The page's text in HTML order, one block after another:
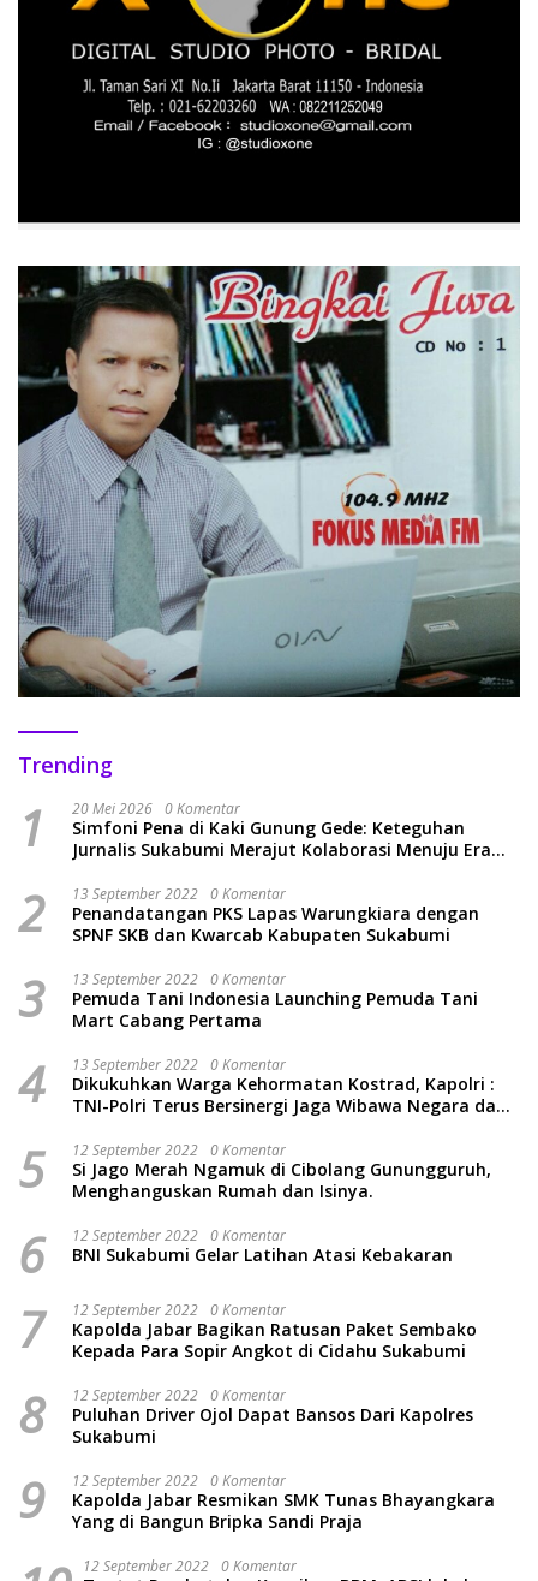
Trending
1 20 Mei 2026 0 Komentar
Simfoni Pena di Kaki Gunung Gede: Keteguhan
Jurnalis Sukabumi Merajut Kolaborasi Menuju Era
2 13 September 2022 0 Komentar
Penandatangan PKS Lapas Warungkiara dengan
SPNF SKB dan Kwarcab Kabupaten Sukabumi
3 13 September 2022 0 Komentar
Pemuda Tani Indonesia Launching Pemuda Tani
Mart Cabang Pertama
4 13 September 2022 0 Komentar
Dikukuhkan Warga Kehormatan Kostrad, Kapolri :
TNI-Polri Terus Bersinergi Jaga Wibawa Negara dan
5 12 September 2022 0 Komentar
Si Jago Merah Ngamuk di Cibolang Gunungguruh,
Menghanguskan Rumah dan Isinya.
6 12 September 2022 0 Komentar
BNI Sukabumi Gelar Latihan Atasi Kebakaran
7 12 September 2022 0 Komentar
Kapolda Jabar Bagikan Ratusan Paket Sembako
Kepada Para Sopir Angkot di Cidahu Sukabumi
8 12 September 2022 0 Komentar
Puluhan Driver Ojol Dapat Bansos Dari Kapolres
Sukabumi
9 12 September 2022 0 Komentar
Kapolda Jabar Resmikan SMK Tunas Bhayangkara
Yang di Bangun Bripka Sandi Praja
12 September 2022 0 Komentar